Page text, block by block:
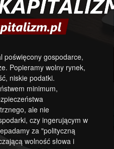
poświęcony gospodarce,
Popieramy wolny rynek,
niskie podatki.
minimum,
ale nie
czy ingerującym w
za "polityczną
wolność słowa i